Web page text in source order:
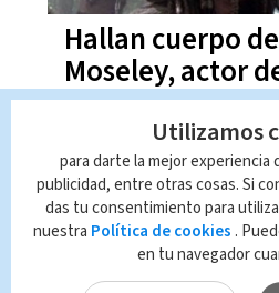
Hallan cuerpo
Moseley, actor
Walking Dead
Utilizamos
para darte la mejor experiencia
publicidad, entre otras cosas. Si
das tu consentimiento para
nuestra Política de cookies .
en tu navegador